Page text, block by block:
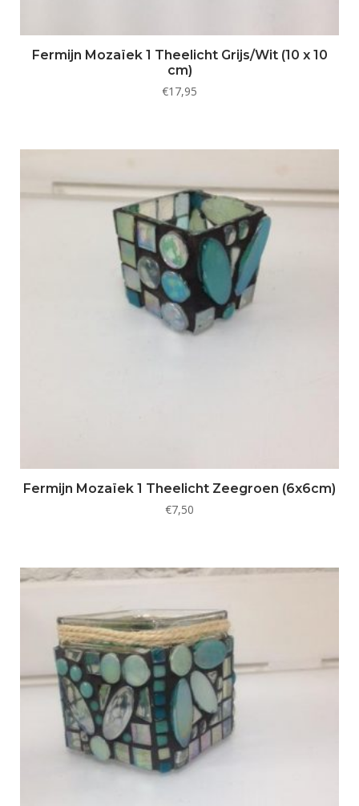
Fermijn Mozaïek 1 Theelicht Grijs/Wit (10 x 10
cm)
€17,95
Fermijn Mozaïek 1 Theelicht Zeegroen (6x6cm)
€7,50